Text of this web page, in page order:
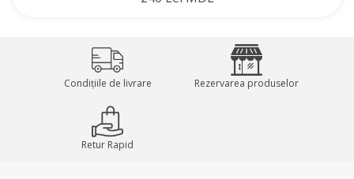
Condițiile de livrare Rezervarea produselor
Retur Rapid